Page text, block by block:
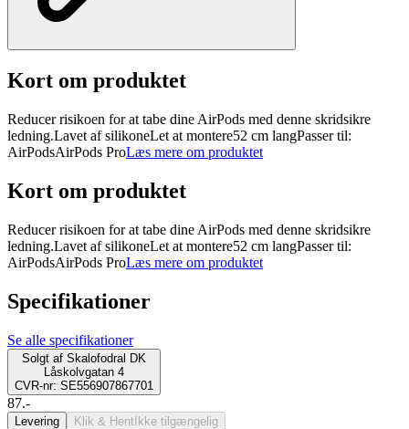
Kort om produktet
Reducer risikoen for at tabe dine AirPods med denne skridsikre
ledning.Lavet af silikoneLet at montere52 cm langPasser til:
AirPodsAirPods ProLæs mere om produktet
Kort om produktet
Reducer risikoen for at tabe dine AirPods med denne skridsikre
ledning.Lavet af silikoneLet at montere52 cm langPasser til:
AirPodsAirPods ProLæs mere om produktet
Specifikationer
Se alle specifikationer
Solgt af Skalofodral DK
Låskolvgatan 4
CVR-nr: SE556907867701
87.-
Levering Klik & Hent Ikke tilgængelig